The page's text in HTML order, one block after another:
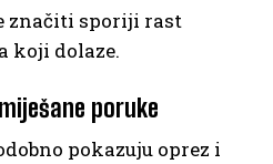
značiti sporiji rast
koji dolaze.
poruke
pokazuju oprez i